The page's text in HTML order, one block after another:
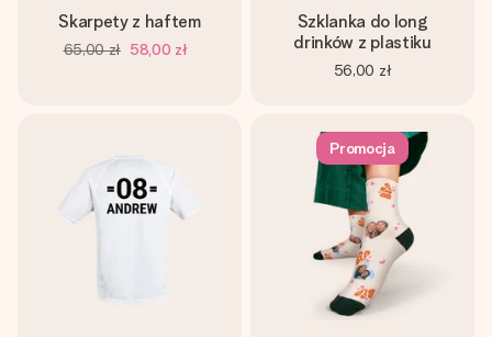
Skarpety z haftem
65,00 zł 58,00 zł
Szklanka do long
drinków z plastiku
56,00 zł
Promocja